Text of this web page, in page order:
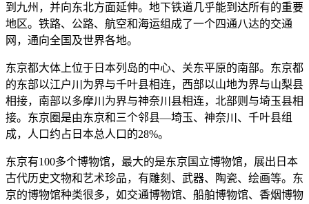
到九州，并向东北方面延伸。地下铁道几乎能到达所有的重要
地区。铁路、公路、航空和海运组成了一个四通八达的交通
网，通向全国及世界各地。
东京都大体上位于日本列岛的中心、关东平原的南部。东京都
的东部以江户川为界与千叶县相连，西部以山地为界与山梨县
相接，南部以多摩川为界与神奈川县相连，北部则与埼玉县相
接。东京圈是由东京和三个邻县—埼玉、神奈川、千叶县组
成，人口约占日本总人口的28%。
东京有100多个博物馆，最大的是东京国立博物馆，展出日本
古代历史文物和艺术珍品，有雕刻、武器、陶瓷、绘画等。东
京的博物馆种类很多，如交通博物馆、船舶博物馆、香烟博物